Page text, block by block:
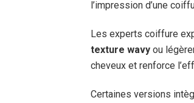
l’impression d’une
Les experts coiffure
texture wavy ou
cheveux et renforce
Certaines versions